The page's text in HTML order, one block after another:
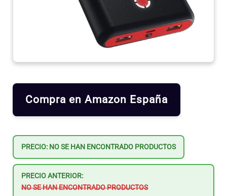
Compra en Amazon España
PRECIO: NO SE HAN ENCONTRADO PRODUCTOS
PRECIO ANTERIOR:
NO SE HAN ENCONTRADO PRODUCTOS